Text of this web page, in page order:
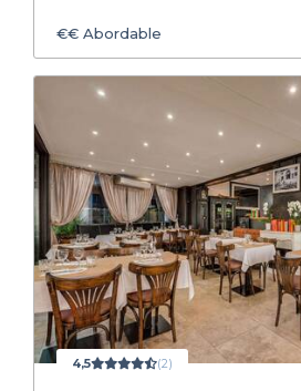
€€ Abordable
4,5 (2)